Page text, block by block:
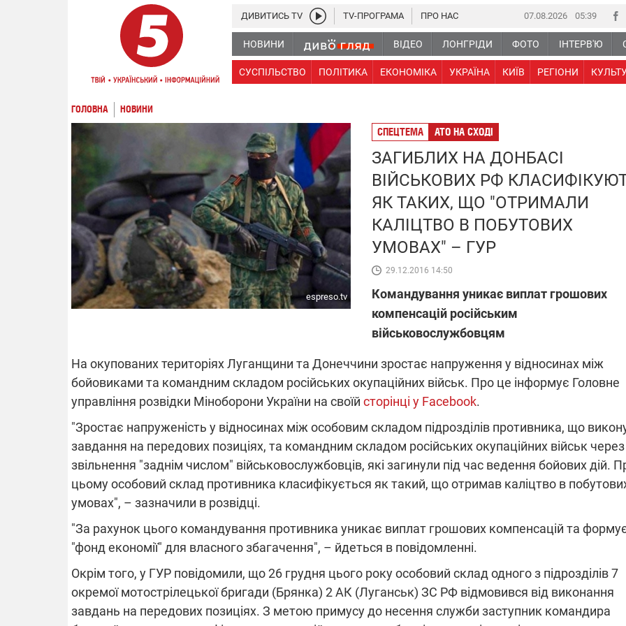
07.08.2026 05 39
НОВИНИ ВІДЕО ЛОНГРІДИ ФОТО ІНТЕРВ'Ю
СУСПІЛЬСТВО ПОЛІТИКА ЕКОНОМІКА УКРАЇНА КИЇВ РЕГІОНИ
ДИВИТИСЬ TV TV-ПРОГРАМА ПРО НАС
ГОЛОВНА НОВИНИ
espreso.tv
СПЕЦТЕМА АТО НА СХОДІ
ЗАГИБЛИХ НА ДОНБАСІ
ВІЙСЬКОВИХ РФ
ЯК ТАКИХ, ЩО "ОТРИМАЛИ
КАЛІЦТВО В ПОБУТОВИХ
УМОВАХ" – ГУР
29.12.2016 14:50
Командування уникає виплат грошових
компенсацій російським
військовослужбовцям
На окупованих територіях Луганщини та Донеччини зростає напруження у відносинах між
бойовиками та командним складом російських окупаційних військ. Про це інформує Головне
управління розвідки Міноборони України на своїй сторінці у Facebook.
"Зростає напруженість у відносинах між особовим складом підрозділів противника, що
завдання на передових позиціях, та командним складом російських окупаційних військ через
звільнення "заднім числом" військовослужбовців, які загинули під час ведення бойових дій.
цьому особовий склад противника класифікується як такий, що отримав каліцтво в
умовах", – зазначили в розвідці.
"За рахунок цього командування противника уникає виплат грошових компенсацій та
"фонд економії" для власного збагачення", – йдеться в повідомленні.
Окрім того, у ГУР повідомили, що 26 грудня цього року особовий склад одного з підрозділів 7
окремої мотострілецької бригади (Брянка) 2 АК (Луганськ) ЗС РФ відмовився від виконання
завдань на передових позиціях. З метою примусу до несення служби заступник командира
ВІДКЛЮЧЕННЯ СВІТЛА В УКРАЇНІ
Частина споживачів у чотирьох
областях залишається без світла після
Готуйте павербанки: через аномальну
спеку у серпні, можуть повернутися
графіки відключень – подробиці
ПЛІВКИ МІНДІЧА: СПРАВА
ОБОРУДОК ДРУГА
взялося за колишнього
директора Енергоатому
З колишнього віцепрем'єра
Чернишова зняли електронний
браслет стеження
08.09.2025 12:09
Підтримай
"Машинерію війни" та
виграй легендарний
11.08.2025 15:16
Працюють на
передовій:
підтримайте